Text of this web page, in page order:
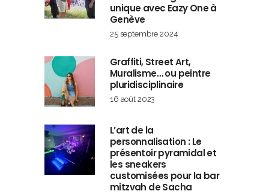
unique avec Eazy One à
Genève
25 septembre 2024
Graffiti, Street Art,
Muralisme… ou peintre
pluridisciplinaire
16 août 2023
L’art de la
personnalisation : Le
présentoir pyramidal et
les sneakers
customisées pour la bar
mitzvah de Sacha